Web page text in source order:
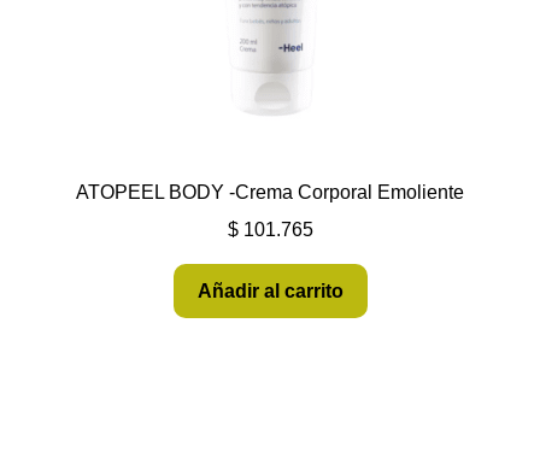
ATOPEEL BODY -Crema Corporal Emoliente
$101.765
Añadir al carrito